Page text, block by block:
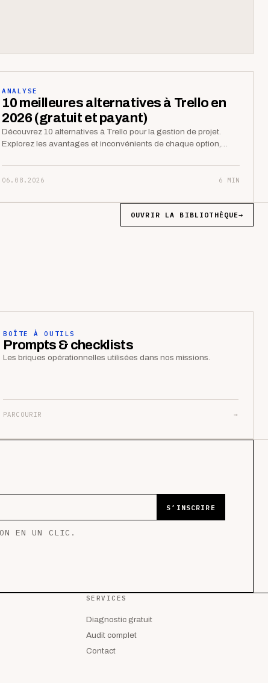
ANALYSE
10 meilleures alternatives à Trello en
2026 (gratuit et payant)
Découvrez 10 alternatives à Trello pour la gestion de projet.
Explorez les avantages et inconvénients de chaque option,…
06.08.2026 6 MIN
OUVRIR LA BIBLIOTHÈQUE→
BOÎTE À OUTILS
Prompts & checklists
Les briques opérationnelles utilisées dans nos missions.
PARCOURIR →
S’INSCRIRE
EN UN CLIC.
SERVICES
Diagnostic gratuit
Audit complet
Contact